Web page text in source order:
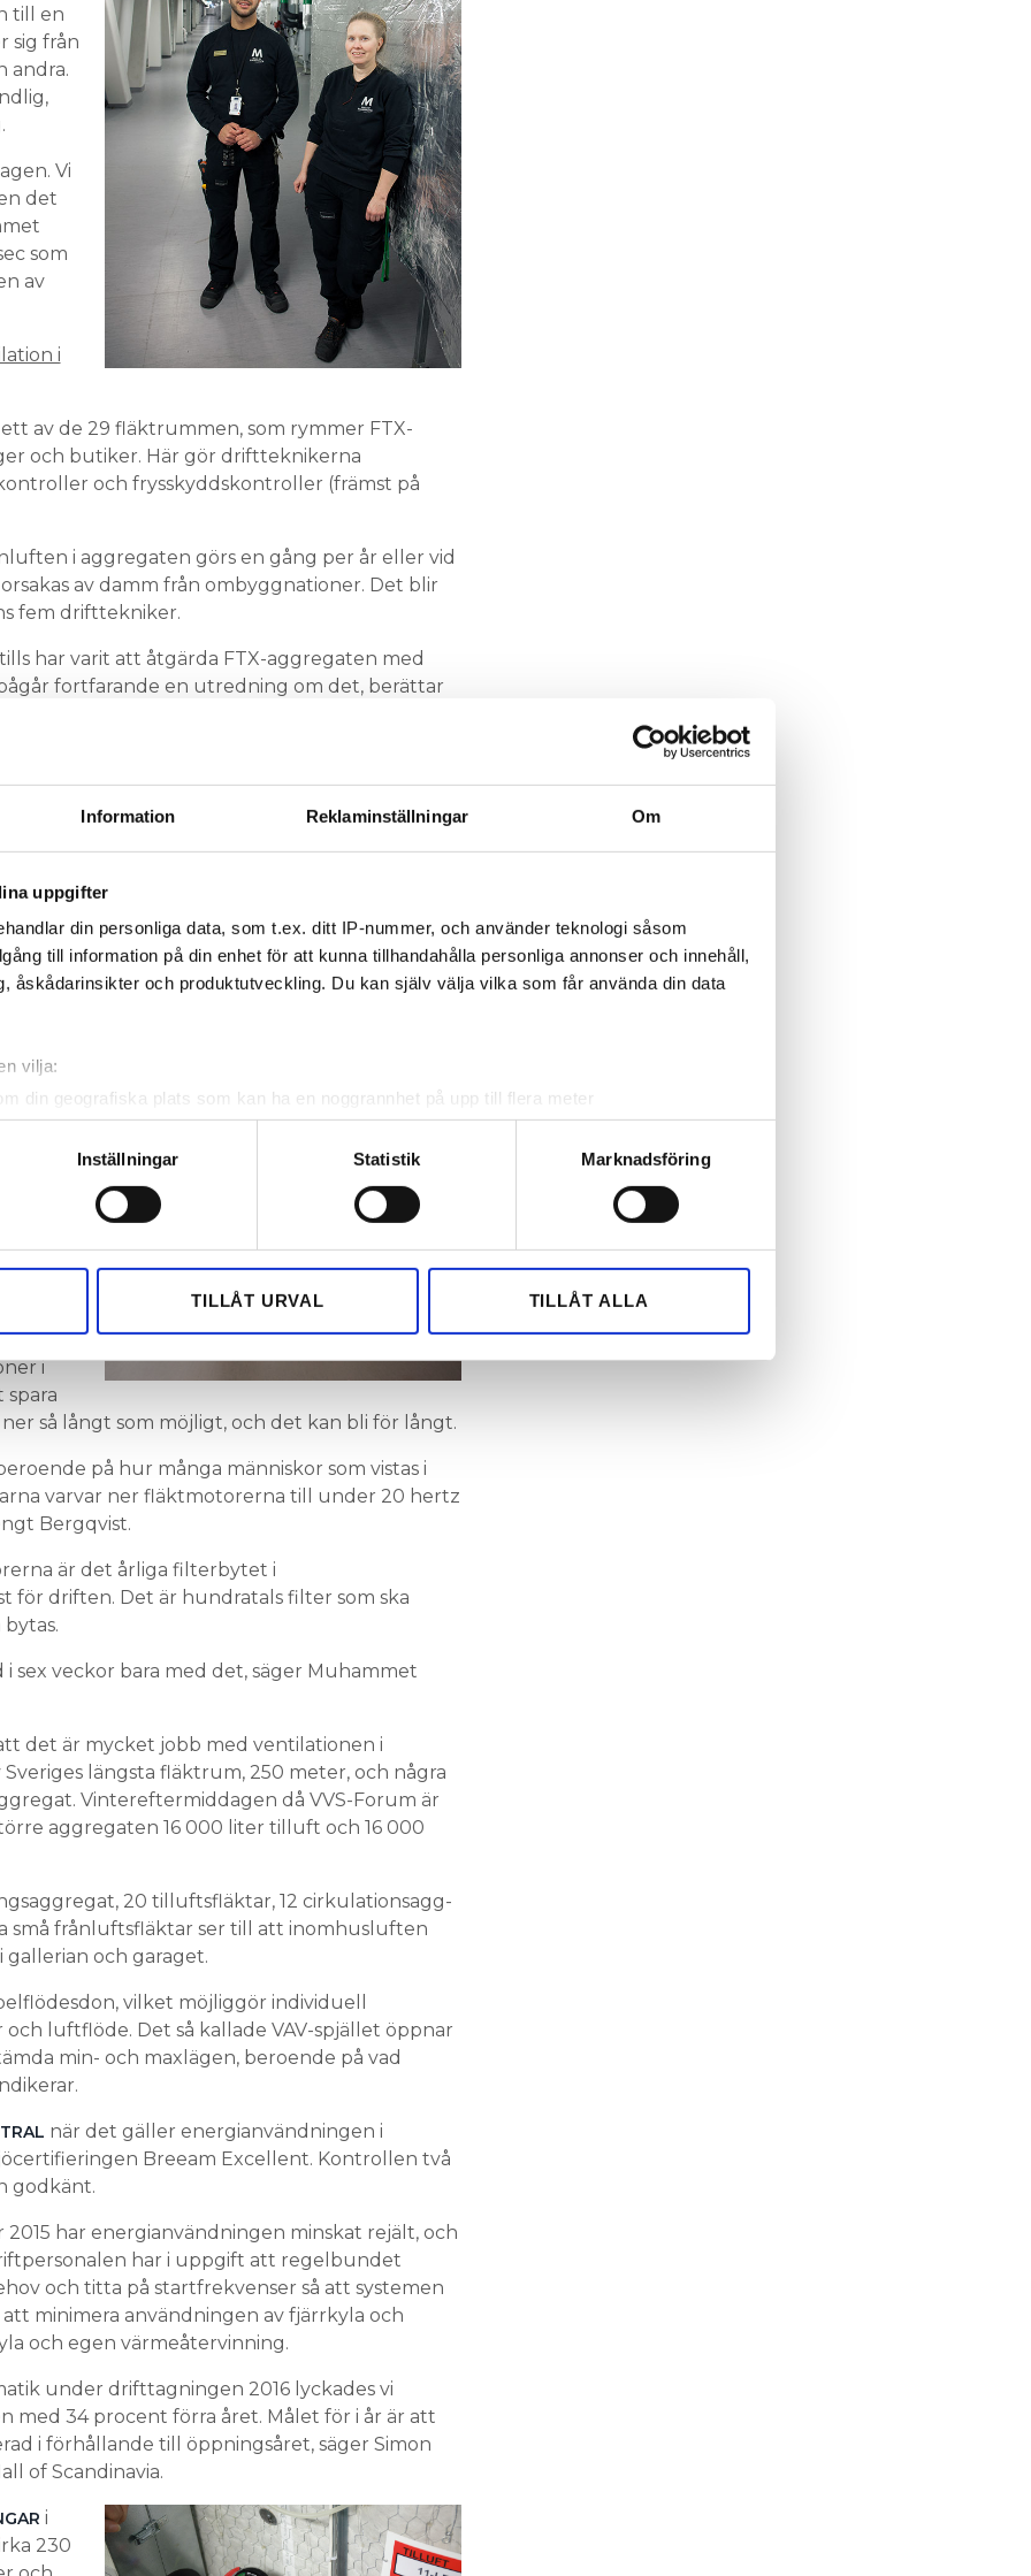
Information Reklaminställningar Om
uppgifter
din personliga data, som t.ex. ditt IP-nummer, och använder teknologi såsom
till information på din enhet för att kunna tillhandahålla personliga annonser och innehåll,
åskådarinsikter och produktutveckling. Du kan själv välja vilka som får använda din data
vilja:
din geografiska plats som kan ha en noggrannhet på upp till flera meter
att aktivt skanna den för specifika kännetecken (fingeravtryck)
uppgifter behandlas och ställ in dina preferenser i
detaljsektionen. Du kan ändra
när som helst från cookie-förklaringen.
trafik. Vi vidarebefordrar även sådana identifierare och annan information från din enhet
och analysföretag som vi samarbetar med. Dessa kan i sin tur kombinera informationen
Inställningar Statistik Marknadsföring
TILLÅT URVAL TILLÅT ALLA
till en
sig från
andra.
Vi
det
som
av
i
ett av de 29 fläktrummen, som rymmer FTX-
och butiker. Här gör driftteknikerna
och frysskyddskontroller (främst på
i aggregaten görs en gång per år eller vid
av damm från ombyggnationer. Det blir
fem drifttekniker.
har varit att åtgärda FTX-aggregaten med
fortfarande en utredning om det, berättar
Newsec.
att
koppla
upp,
så det
elva
haft
i
spara
så långt som möjligt, och det kan bli för långt.
på hur många människor som vistas i
varvar ner fläktmotorerna till under 20 hertz
Bergqvist.
är det årliga filterbytet i
för driften. Det är hundratals filter som ska
sex veckor bara med det, säger Muhammet
det är mycket jobb med ventilationen i
längsta fläktrum, 250 meter, och några
Vintereftermiddagen då VVS-Forum är
aggregaten 16 000 liter tilluft och 16 000
20 tilluftsfläktar, 12 cirkulationsagg­
små frånluftsfläktar ser till att inomhusluften
och garaget.
vilket möjliggör individuell
luftflöde. Det så kallade VAV-spjället öppnar
min- och maxlägen, beroende på vad
när det gäller energianvändningen i
Breeam Excellent. Kontrollen två
godkänt.
har energianvändningen minskat rejält, och
har i uppgift att regelbundet
och titta på startfrekvenser så att systemen
minimera användningen av fjärrkyla och
och egen värmeåtervinning.
under drifttagningen 2016 lyckades vi
med 34 procent förra året. Målet för i år är att
i förhållande till öppningsåret, säger Simon
of Scandinavia.
i
230